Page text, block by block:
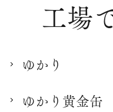
工場
ゆかり
ゆかり黄金缶